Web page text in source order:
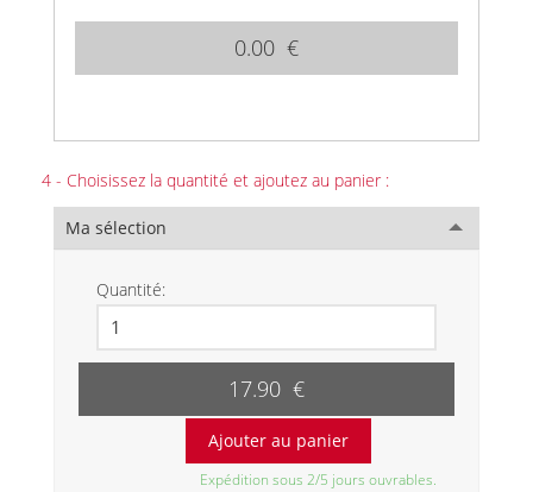
0.00 €
4 - Choisissez la quantité et ajoutez au panier :
Ma sélection
Quantité:
17.90 €
Expédition sous 2/5 jours ouvrables.